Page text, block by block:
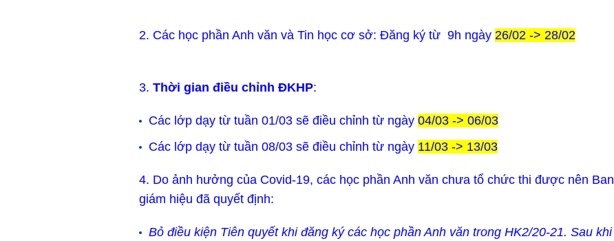
2. Các học phần Anh văn và Tin học cơ sở: Đăng ký từ 9h ngày 26/02 -> 28/02
3. Thời gian điều chỉnh ĐKHP:
Các lớp dạy từ tuần 01/03 sẽ điều chỉnh từ ngày 04/03 -> 06/03
Các lớp dạy từ tuần 08/03 sẽ điều chỉnh từ ngày 11/03 -> 13/03
4. Do ảnh hưởng của Covid-19, các học phần Anh văn chưa tổ chức thi được nên Ban
giám hiệu đã quyết định:
Bỏ điều kiện Tiên quyết khi đăng ký các học phần Anh văn trong HK2/20-21. Sau khi